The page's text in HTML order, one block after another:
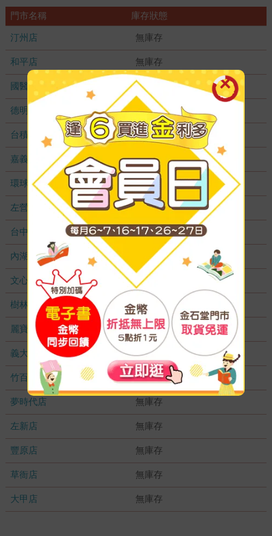
門市名稱 庫存狀態
汀州店 無庫存
和平店 無庫存
國醫加盟店 無庫存
德明加盟店 無庫存
台積店 無庫存
嘉義耐斯店 無庫存
環球店 無庫存
左營店 無庫存
台中秀泰店 無庫存
內湖大潤發 無庫存
文心店 無庫存
樹林店 無庫存
麗寶店 無庫存
義大店 無庫存
竹百店 無庫存
夢時代店 無庫存
左新店 無庫存
豐原店 無庫存
草衙店 無庫存
大甲店 無庫存